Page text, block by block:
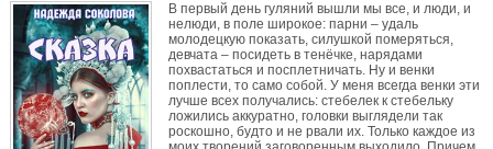
В первый день гуляний вышли мы все, и люди, и
нелюди, в поле широкое: парни – удаль
молодецкую показать, силушкой померяться,
девчата – посидеть в тенёчке, нарядами
похвастаться и посплетничать. Ну и венки
поплести, то само собой. У меня всегда венки эти
лучше всех получались: стебелек к стебельку
ложились аккуратно, головки выглядели так
роскошно, будто и не рвали их. Только каждое из